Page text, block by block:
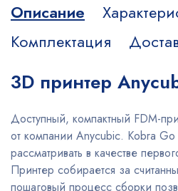
Описание
Комплектация
3D принтер
Доступный, компактный FDM-
от компании Anycubic. Kobra
рассматривать в качестве
Принтер собирается за
пошаговый процесс сборки